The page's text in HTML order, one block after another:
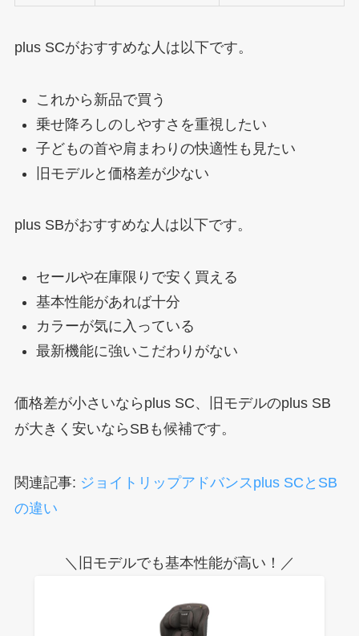
plus SCがおすすめな人は以下です。
これから新品で買う
乗せ降ろしのしやすさを重視したい
子どもの首や肩まわりの快適性も見たい
旧モデルと価格差が少ない
plus SBがおすすめな人は以下です。
セールや在庫限りで安く買える
基本性能があれば十分
カラーが気に入っている
最新機能に強いこだわりがない
価格差が小さいならplus SC、旧モデルのplus SB
が大きく安いならSBも候補です。
関連記事: ジョイトリップアドバンスplus SCとSB
の違い
＼旧モデルでも基本性能が高い！／